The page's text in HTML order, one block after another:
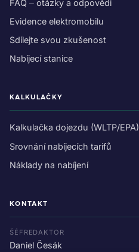
FAQ – otázky a odpovědi
Evidence elektromobilu
Sdílejte svou zkušenost
Nabíjecí stanice
KALKULAČKY
Kalkulačka dojezdu (WLTP/EPA)
Srovnání nabíjecích tarifů
Náklady na nabíjení
KONTAKT
ŠÉFREDAKTOR
Daniel Česák